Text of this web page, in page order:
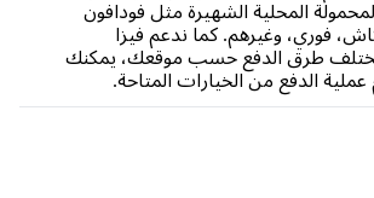
المحلية الشهيرة مثل فودافون
وغيرهم. كما ندعم فيزا
طرق الدفع حسب موقعك، يمكنك
الدفع من الخيارات المتاحة.